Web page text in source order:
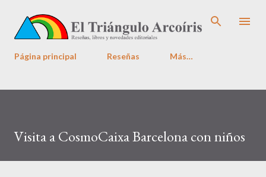
Página principal Reseñas Más…
Visita a CosmoCaixa Barcelona con niños